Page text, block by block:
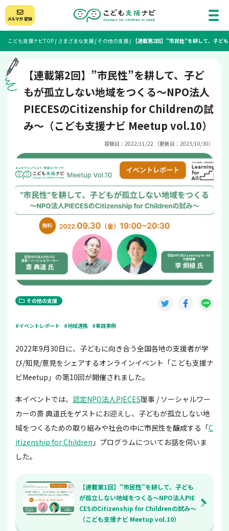
こども支援ナビTOP/ さまざまな支援/その他の支援/ 【連載第2回】”市民性”を耕して、子
【連載第2回】”市民性”を耕して、子ど
もが孤立しない地域をつくる～NPO法人
PIECESのCitizenship for Childrenの試
み～（こども支援ナビ Meetup vol.10）
投稿日：2022/11/22 （更新日：2023/10/30）
その他の支援
#イベントレポート #地域連携 #実践事例
2022年9月30日に、子どもに向き合う全国各地の支援者が学
び/知見/意見をシェアするオンラインイベント「こども支援ナ
ビMeetup」の第10回が開催されました。
本イベントでは、 認定NPO法人PIECES理事 / ソーシャルワー
カーの斎 典道氏をゲストにお迎えし、子どもが孤立しない地
域をつくるための取り組みや社会の中に市民性を醸成する「C
itizenship for Children 」プログラムについてお話を伺いま
した。
【連載第1回】”市民性”を耕して、子ども
が孤立しない地域をつくる～NPO法人PIE
CESのCitizenship for Childrenの試み～
（こども支援ナビ Meetup vol.10）